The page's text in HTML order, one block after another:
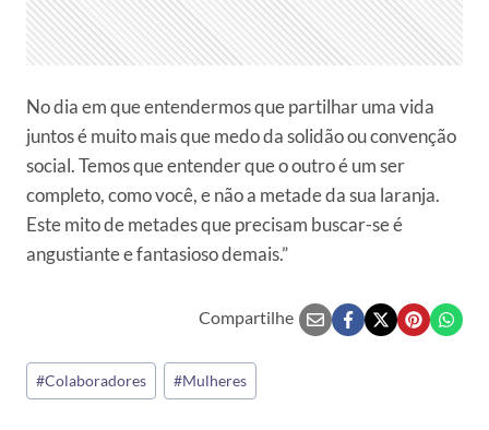
No dia em que entendermos que partilhar uma vida
juntos é muito mais que medo da solidão ou convenção
social. Temos que entender que o outro é um ser
completo, como você, e não a metade da sua laranja.
Este mito de metades que precisam buscar-se é
angustiante e fantasioso demais.”
Compartilhe
Tags
do
#Colaboradores #Mulheres